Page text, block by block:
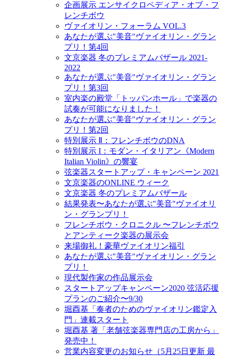
企画展示 エンサイクロペディア・オブ・フ
レンチボウ
ヴァイオリン・フォーラム VOL.3
あなたが選ぶ"美音"ヴァイオリン・グラン
プリ！第4回
文京楽器 冬のプレミアムバザール 2021-
2022
あなたが選ぶ"美音"ヴァイオリン・グラン
プリ！第3回
室内楽の殿堂「トッパンホール」で楽器の
試奏が可能になりました！
あなたが選ぶ"美音"ヴァイオリン・グラン
プリ！第2回
特別展示 Ⅱ：フレンチボウのDNA
特別展示 I：モダン・イタリアン《Modern
Italian Violin》の響宴
弦楽器スタートアップ・キャンペーン 2021
文京楽器のONLINE ウィーク
文京楽器 冬のプレミアムバザール
結果発表〜あなたが選ぶ"美音"ヴァイオリ
ン・グランプリ！
フレンチボウ・クロニクル 〜フレンチボウ
とアンティーク楽器の展示会
来場御礼！豪華ヴァイオリン福引
あなたが選ぶ"美音"ヴァイオリン・グラン
プリ！
現代製作家の作品展示会
スタートアップキャンペーン2020 弦活応援
プランのご紹介〜9/30
堀酉基「奏者のためのヴァイオリン鑑定入
門」連載スタート
堀酉基 著「老舗弦楽器専門店の工房から」
発売中！
営業内容変更のお知らせ（5月25日更新 最